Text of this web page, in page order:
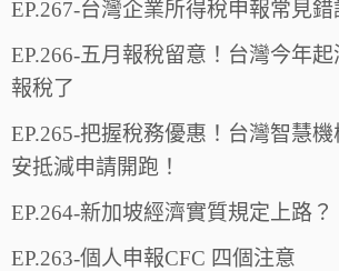
EP.267-台灣企業所得稅申報常見錯
EP.266-五月報稅留意！台灣今年
報稅了
EP.265-把握稅務優惠！台灣智慧
安抵減申請開跑！
EP.264-新加坡經濟實質規定上路？
EP.263-個人申報CFC 四個注意